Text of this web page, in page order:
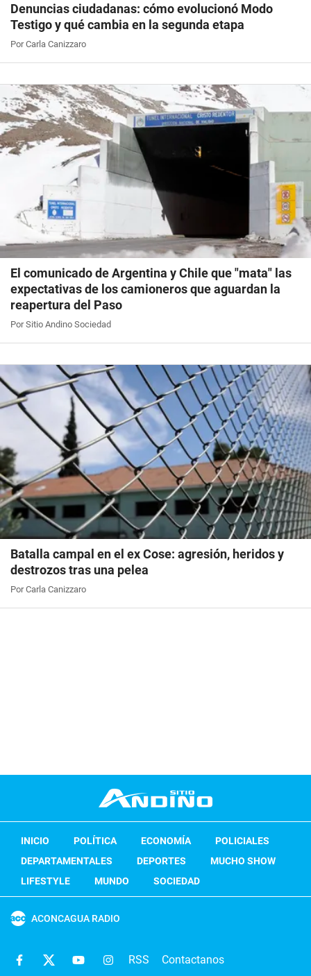
Denuncias ciudadanas: cómo evolucionó Modo
Testigo y qué cambia en la segunda etapa
Por Carla Canizzaro
El comunicado de Argentina y Chile que "mata" las
expectativas de los camioneros que aguardan la
reapertura del Paso
Por Sitio Andino Sociedad
Batalla campal en el ex Cose: agresión, heridos y
destrozos tras una pelea
Por Carla Canizzaro
INICIO POLÍTICA ECONOMÍA
POLICIALES
DEPARTAMENTALES
DEPORTES
MUCHO SHOW
LIFESTYLE
MUNDO SOCIEDAD
ACONCAGUA RADIO
RSS Contactanos